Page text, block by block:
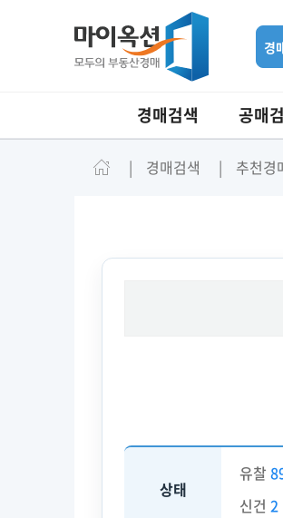
경
경매검색 공매
경매검색 추천경
상태
유찰
신건 2